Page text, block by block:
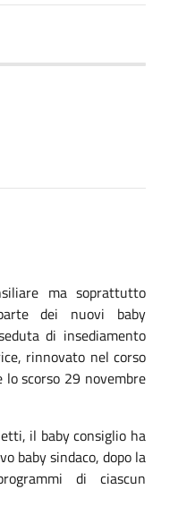
ma soprattutto
dei nuovi baby
di insediamento
rinnovato nel corso
scorso 29 novembre
il baby consiglio ha
baby sindaco, dopo la
di ciascun